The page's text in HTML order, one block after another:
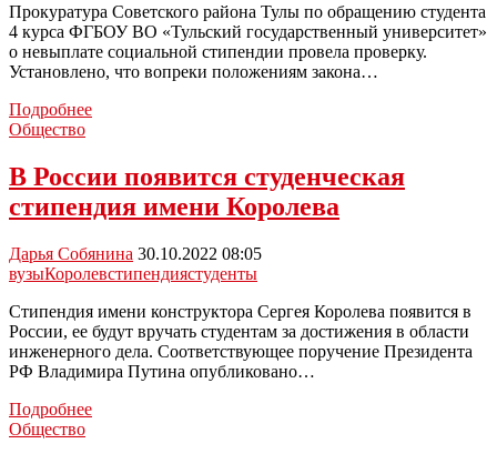
Прокуратура Советского района Тулы по обращению студента
4 курса ФГБОУ ВО «Тульский государственный университет»
о невыплате социальной стипендии провела проверку.
Установлено, что вопреки положениям закона…
ПодробнееПрокуратура
выплатить
студенту
Донского
социальную
стипендию
Общество
В России появится студенческая
стипендия имени Королева
Дарья Собянина 30.10.2022 08:05
вузыКоролевстипендиястуденты
Стипендия имени конструктора Сергея Королева появится в
России, ее будут вручать студентам за достижения в области
инженерного дела. Соответствующее поручение Президента
РФ Владимира Путина опубликовано…
ПодробнееВ
Общество